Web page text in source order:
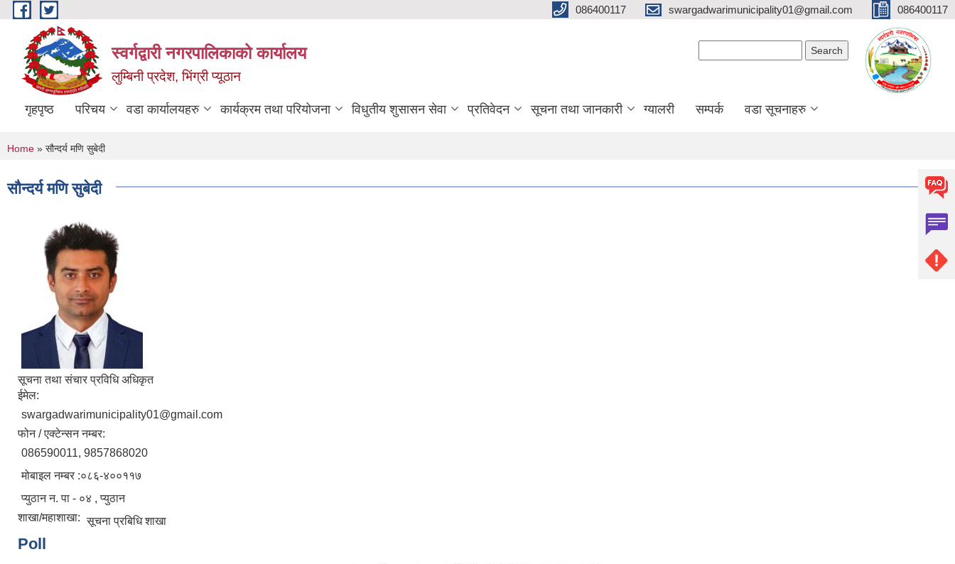
Skip to main content 086400117 swargadwarimunicipality01@gmail.com 086400117
स्वर्गद्वारी नगरपालिकाको कार्यालय
लुम्बिनी प्रदेश, भिंग्री प्यूठान
गृहपृष्ठ परिचय वडा कार्यालयहरु कार्यक्रम तथा परियोजना विधुतीय शुसासन सेवा प्रतिवेदन सूचना तथा जानकारी ग्यालरी सम्पर्क वडा सूचनाहरु
You are here
Home » सौन्दर्य मणि सुबेदी
सौन्दर्य मणि सुबेदी
सूचना तथा संचार प्रविधि अधिकृत
ईमेल:
swargadwarimunicipality01@gmail.com
फोन / एक्टेन्सन नम्बर:
086590011, 9857868020
मोबाइल नम्बर :०८६-४००११७
प्युठान न. पा - ०४ , प्युठान
शाखा/महाशाखा: सूचना प्रबिधि शाखा
Poll